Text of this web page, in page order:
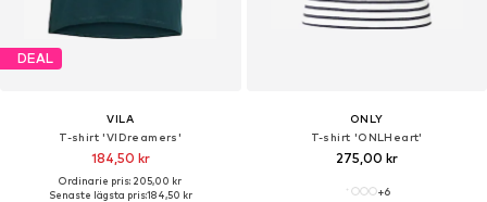
DEAL
VILA
T-shirt 'VIDreamers'
184,50 kr
Ordinarie pris: 205,00 kr
Senaste lägsta pris:184,50 kr
ONLY
T-shirt 'ONLHeart'
275,00 kr
+6